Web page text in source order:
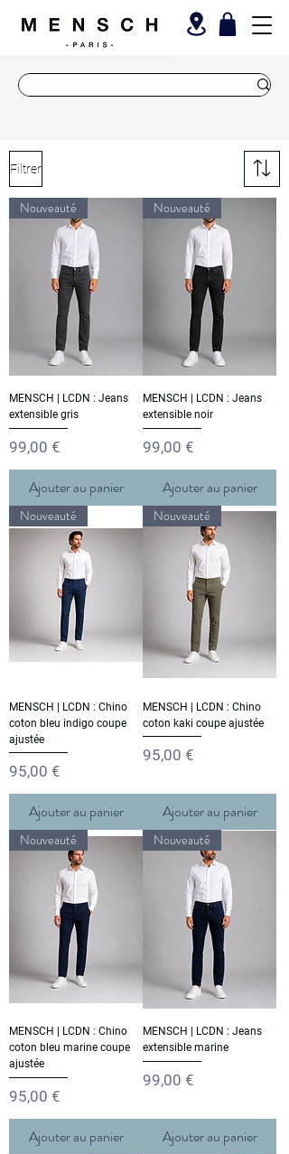
Filtrer
Nouveauté
MENSCH | LCDN : Jeans
extensible gris
Prix
99,00 €
Ajouter au panier
Nouveauté
MENSCH | LCDN : Jeans
extensible noir
Prix
99,00 €
Ajouter au panier
Nouveauté
MENSCH | LCDN : Chino
coton bleu indigo coupe
ajustée
Prix
95,00 €
Ajouter au panier
Nouveauté
MENSCH | LCDN : Chino
coton kaki coupe ajustée
Prix
95,00 €
Ajouter au panier
Nouveauté
MENSCH | LCDN : Chino
coton bleu marine coupe
ajustée
Prix
95,00 €
Ajouter au panier
Nouveauté
MENSCH | LCDN : Jeans
extensible marine
Prix
99,00 €
Ajouter au panier